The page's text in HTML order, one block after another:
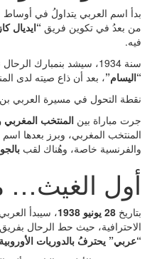
اسم العربي يتداولُ في أوساط
بعدُ في تكوين فريق “ايديال
بنمبارك الرحال نحو فريق
، بعد أن ذاع صيته لدى
التحول في مسيرة العربي بن
مباراة بين المنتخب المغربي
المغربي، وبرز بعدها اسم
خاصة، وهُناك لقب
الغيث…
28 يونيو 1938
، سيبدأ العربي
حيث حط الرحال بفريق
يحترفُ بالدوريات الأوروبية.